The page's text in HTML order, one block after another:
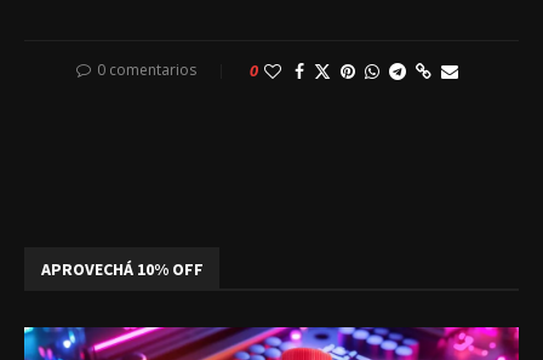
0 comentarios 0
APROVECHÁ 10% OFF